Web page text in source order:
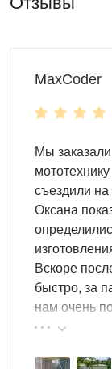
MaxCoder
Мы
съездили
Оксана
Вскоре
быстро, за
нам очень
эту фирму.